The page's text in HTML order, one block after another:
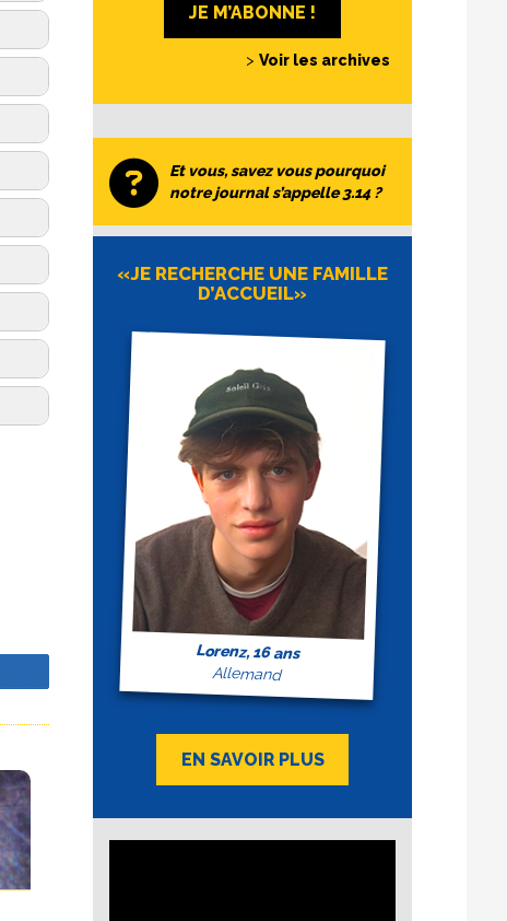
JE M’ABONNE !
> Voir les archives
Et vous, savez vous pourquoi
notre journal s’appelle 3.14 ?
«JE RECHERCHE UNE FAMILLE
D’ACCUEIL»
Lorenz, 16 ans
Allemand
EN SAVOIR PLUS